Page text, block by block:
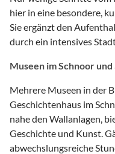
hier in eine besondere,
Sie ergänzt den
durch ein intensives
Museen im Schnoor und
Mehrere Museen in der
Geschichtenhaus im
nahe den Wallanlagen,
Geschichte und Kunst.
abwechslungsreiche